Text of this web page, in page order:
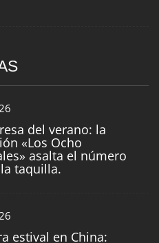
del verano: la
«Los Ocho
asalta el número
taquilla.
estival en China: